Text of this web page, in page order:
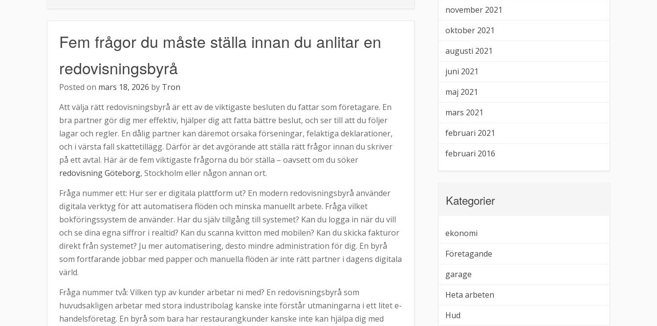
GEO
avgör
din
digitala
framtid
Fem frågor du måste ställa innan du anlitar en
redovisningsbyrå
Posted on mars 18, 2026 by Tron
Att välja rätt redovisningsbyrå är ett av de viktigaste besluten du fattar som företagare. En
bra partner gör dig mer effektiv, hjälper dig att fatta bättre beslut, och ser till att du följer
lagar och regler. En dålig partner kan däremot orsaka förseningar, felaktiga deklarationer,
och i värsta fall skattetillägg. Därför är det avgörande att ställa rätt frågor innan du skriver
på ett avtal. Här är de fem viktigaste frågorna du bör ställa – oavsett om du söker
redovisning Göteborg, Stockholm eller någon annan ort.
Fråga nummer ett: Hur ser er digitala plattform ut? En modern redovisningsbyrå använder
digitala verktyg för att automatisera flöden och minska manuellt arbete. Fråga vilket
bokföringssystem de använder. Har du själv tillgång till systemet? Kan du logga in när du vill
och se dina egna siffror i realtid? Kan du scanna kvitton med mobilen? Kan du skicka fakturor
direkt från systemet? Ju mer automatisering, desto mindre administration för dig. En byrå
som fortfarande jobbar med papper och manuella flöden är inte rätt partner i dagens digitala
värld.
Fråga nummer två: Vilken typ av kunder arbetar ni med? En redovisningsbyrå som
huvudsakligen arbetar med stora industribolag kanske inte förstår utmaningarna i ett litet e-
handelsföretag. En byrå som bara har restaurangkunder kanske inte kan hjälpa dig med
november 2021
oktober 2021
augusti 2021
juni 2021
maj 2021
mars 2021
februari 2021
februari 2016
Kategorier
ekonomi
Företagande
garage
Heta arbeten
Hud